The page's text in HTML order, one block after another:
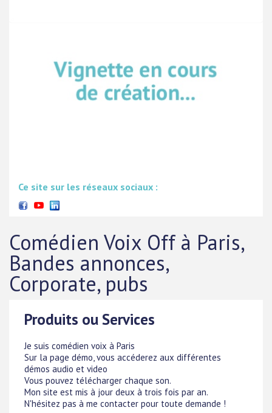
Ce site sur les réseaux sociaux :
Comédien Voix Off à Paris,
Bandes annonces,
Corporate, pubs
Produits ou Services
Je suis comédien voix à Paris
Sur la page démo, vous accéderez aux différentes
démos audio et video
Vous pouvez télécharger chaque son.
Mon site est mis à jour deux à trois fois par an.
N'hésitez pas à me contacter pour toute demande !